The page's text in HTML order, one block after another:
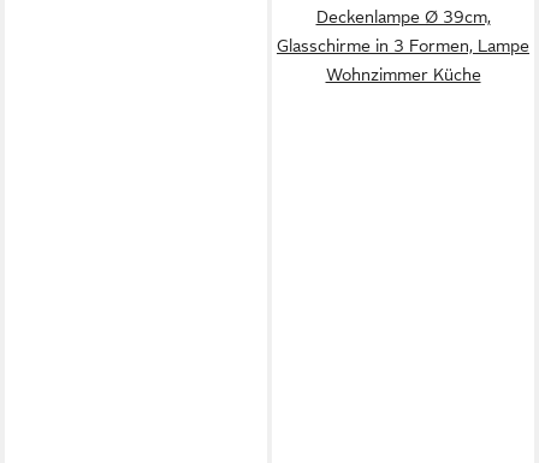
Deckenlampe Ø 39cm,
Glasschirme in 3 Formen, Lampe
Wohnzimmer Küche